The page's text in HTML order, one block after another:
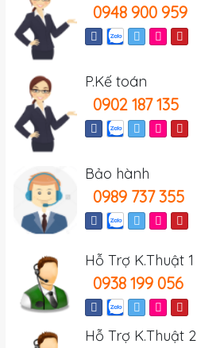
0948 900 959
P.Kế toán
0902 187 135
Bảo hành
0989 737 355
Hỗ Trợ K.Thuật 1
0938 199 056
Hỗ Trợ K.Thuật 2